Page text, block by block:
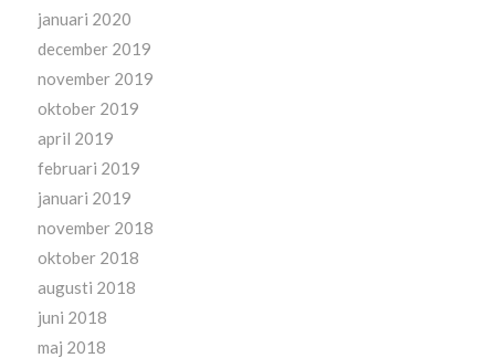
januari 2020
december 2019
november 2019
oktober 2019
april 2019
februari 2019
januari 2019
november 2018
oktober 2018
augusti 2018
juni 2018
maj 2018